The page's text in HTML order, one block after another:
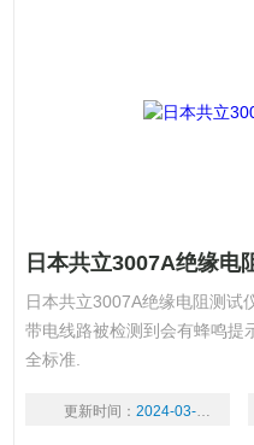
日本共立3007A绝缘电
日本共立3007A绝缘电阻测
带电线路被检测到会有蜂鸣提
全标准.
更新时间： 2024-03-18